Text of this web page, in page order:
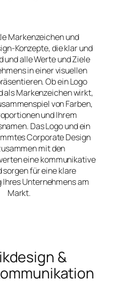
Markenzeichen und
Konzepte, die klar und
und alle Werte und Ziele
in einer visuellen
Ob ein Logo
als Markenzeichen wirkt,
von Farben,
und Ihrem
Das Logo und ein
Corporate Design
mit den
eine kommunikative
sorgen für eine klare
Unternehmens am
Markt.
&